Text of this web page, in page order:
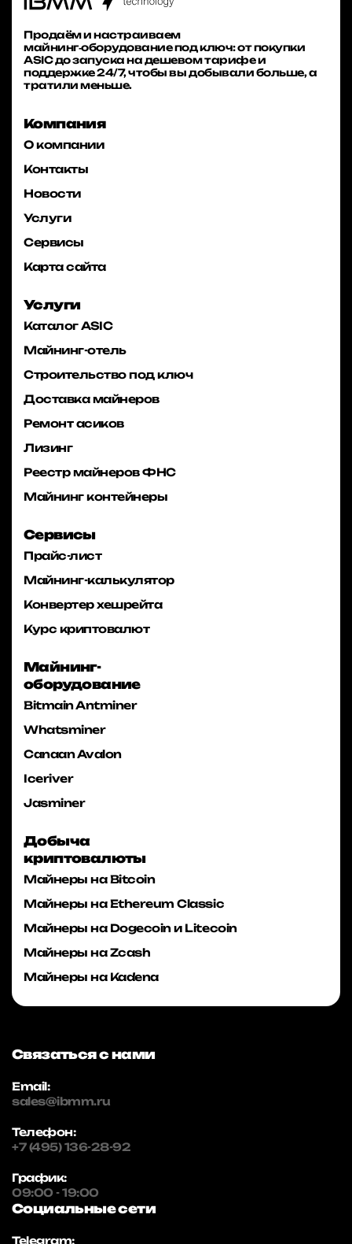
Продаём и настраиваем
майнинг‑оборудование под ключ: от покупки
ASIC до запуска на дешевом тарифе и
поддержке 24/7, чтобы вы добывали больше, а
тратили меньше.
Компания
О компании
Контакты
Новости
Услуги
Сервисы
Карта сайта
Услуги
Каталог ASIC
Майнинг-отель
Строительство под ключ
Доставка майнеров
Ремонт асиков
Лизинг
Реестр майнеров ФНС
Майнинг контейнеры
Сервисы
Прайс-лист
Майнинг-калькулятор
Конвертер хешрейта
Курс криптовалют
Майнинг-
оборудование
Bitmain Antminer
Whatsminer
Canaan Avalon
Iceriver
Jasminer
Добыча
криптовалюты
Майнеры на Bitcoin
Майнеры на Ethereum Classic
Майнеры на Dogecoin и Litecoin
Майнеры на Zcash
Майнеры на Kadena
Связаться с нами
Email:
sales@ibmm.ru
Телефон:
+7 (495) 136-28-92
График:
09:00 - 19:00
Социальные сети
Telegram: